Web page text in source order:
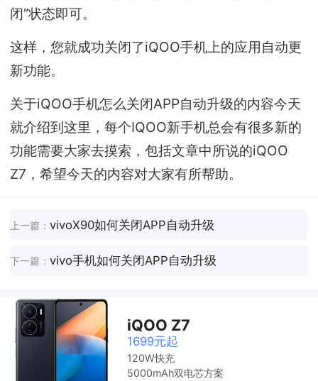
闭”状态即可。
这样，您就成功关闭了iQOO手机上的应用自动更
新功能。
关于iQOO手机怎么关闭APP自动升级的内容今天
就介绍到这里，每个IQOO新手机总会有很多新的
功能需要大家去摸索，包括文章中所说的iQOO
Z7，希望今天的内容对大家有所帮助。
上一篇：vivoX90如何关闭APP自动升级
下一篇：vivo手机如何关闭APP自动升级
iQOO Z7
1699元起
120W快充
5000mAh双电芯方案